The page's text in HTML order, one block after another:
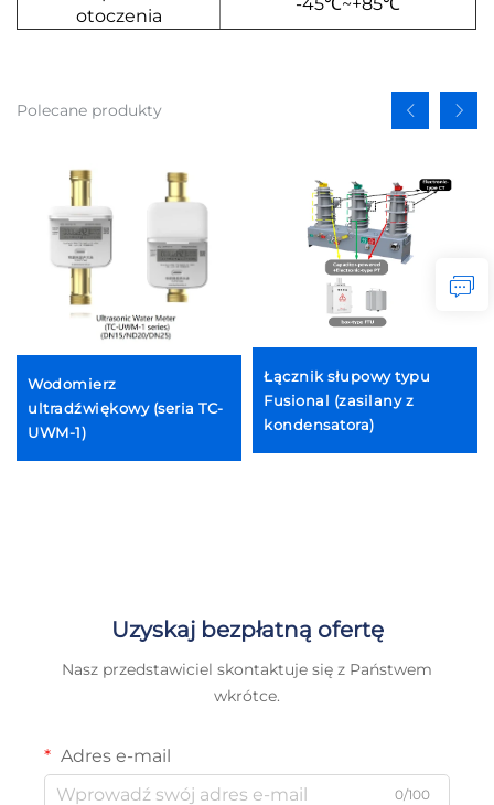
otoczenia
-45℃~+85℃
Polecane produkty
Wodomierz
ultradźwiękowy (seria TC-
UWM-1)
Łącznik słupowy typu
Fusional (zasilany z
kondensatora)
Uzyskaj bezpłatną ofertę
Nasz przedstawiciel skontaktuje się z Państwem
wkrótce.
Adres e-mail
0/100